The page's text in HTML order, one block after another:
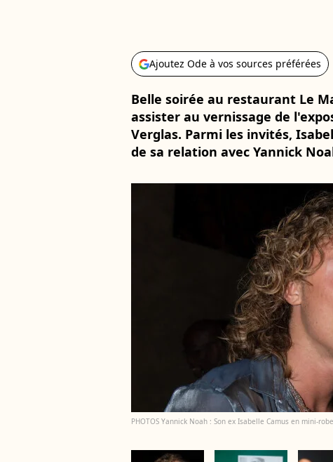
Ajoutez Ode à vos sources préférées
Belle soirée au restaurant Le
assister au vernissage de
Verglas. Parmi les invités,
de sa relation avec Yannick
PHOTOS Yannick Noah : Son ex Isabelle Camus en mini-